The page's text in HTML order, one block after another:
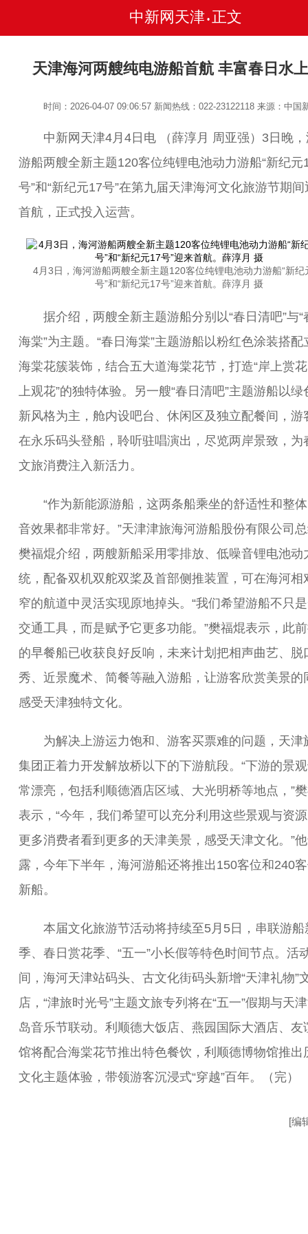
中新网天津 • 正文
天津海河两艘纯电游船首航 丰富春日水
时间：2026-04-07 09:06:57 新闻热线：022-23122118来源：中国
中新网天津4月4日电 （薛淳月 周亚强）3日晚，
游船两艘全新主题120客位纯锂电池动力游船“新纪元
号”和“新纪元17号”在第九届天津海河文化旅游节期间
首航，正式投入运营。
4月3日，海河游船两艘全新主题120客位纯锂电池动力游船“新纪
号”和“新纪元17号”迎来首航。薛淳月 摄
据介绍，两艘全新主题游船分别以“春日清吧”与“
海棠”为主题。“春日海棠”主题游船以粉红色涂装搭配
海棠花簇装饰，结合五大道海棠花节，打造“岸上赏
上观花”的独特体验。另一艘“春日清吧”主题游船以绿
新风格为主，舱内设吧台、休闲区及独立配餐间，游
在永乐码头登船，聆听驻唱演出，尽览两岸景致，为
文旅消费注入新活力。
“作为新能源游船，这两条船乘坐的舒适性和整
音效果都非常好。”天津津旅海河游船股份有限公司
樊福焜介绍，两艘新船采用零排放、低噪音锂电池动
统，配备双机双舵双桨及首部侧推装置，可在海河相
窄的航道中灵活实现原地掉头。“我们希望游船不只
交通工具，而是赋予它更多功能。”樊福焜表示，此
的早餐船已收获良好反响，未来计划把相声曲艺、脱
秀、近景魔术、简餐等融入游船，让游客欣赏美景的
感受天津独特文化。
为解决上游运力饱和、游客买票难的问题，天津
集团正着力开发解放桥以下的下游航段。“下游的景
常漂亮，包括利顺德酒店区域、大光明桥等地点，”
表示，“今年，我们希望可以充分利用这些景观与资
更多消费者看到更多的天津美景，感受天津文化。”
露，今年下半年，海河游船还将推出150客位和240
新船。
本届文化旅游节活动将持续至5月5日，串联游船
季、春日赏花季、“五一”小长假等特色时间节点。活
间，海河天津站码头、古文化街码头新增“天津礼物”
店，“津旅时光号”主题文旅专列将在“五一”假期与天
岛音乐节联动。利顺德大饭店、燕园国际大酒店、友
馆将配合海棠花节推出特色餐饮，利顺德博物馆推出
文化主题体验，带领游客沉浸式“穿越”百年。（完）
[编